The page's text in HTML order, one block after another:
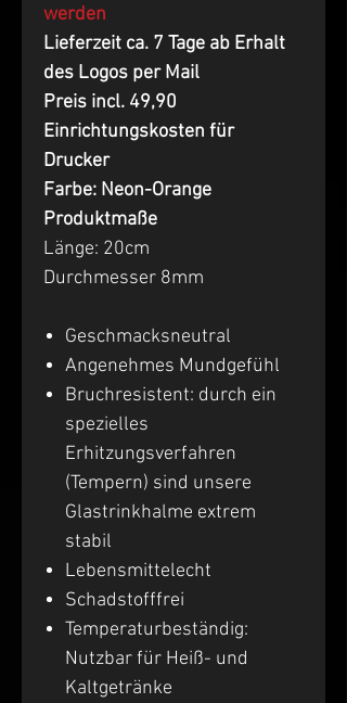
werden
Lieferzeit ca. 7 Tage ab Erhalt
des Logos per Mail
Preis incl. 49,90
Einrichtungskosten für
Drucker
Farbe: Neon-Orange
Produktmaße
Länge: 20cm
Durchmesser 8mm
Geschmacksneutral
Angenehmes Mundgefühl
Bruchresistent: durch ein
spezielles
Erhitzungsverfahren
(Tempern) sind unsere
Glastrinkhalme extrem
stabil
Lebensmittelecht
Schadstofffrei
Temperaturbeständig:
Nutzbar für Heiß- und
Kaltgetränke